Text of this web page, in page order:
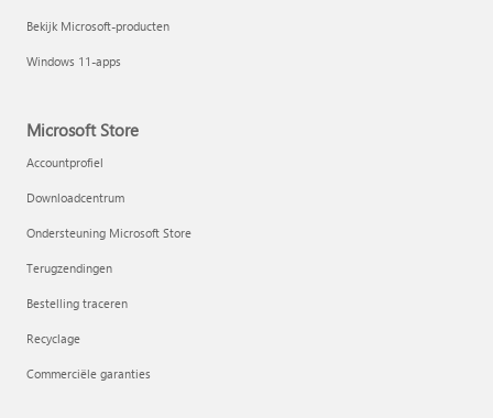
Bekijk Microsoft-producten
Windows 11-apps
Microsoft Store
Accountprofiel
Downloadcentrum
Ondersteuning Microsoft Store
Terugzendingen
Bestelling traceren
Recyclage
Commerciële garanties